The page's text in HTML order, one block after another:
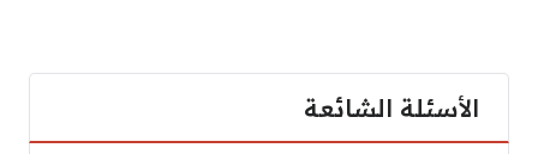
الأسئلة الشائعة